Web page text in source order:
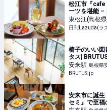
松江市『
ーツを堪能 –
東松江(島根
椅子のいい図
タス|
安来駅 島根県
BRUTUS.jp
安来市に誕生
セミ』で至